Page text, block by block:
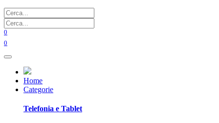
0
0
Home
Categorie
Telefonia e Tablet